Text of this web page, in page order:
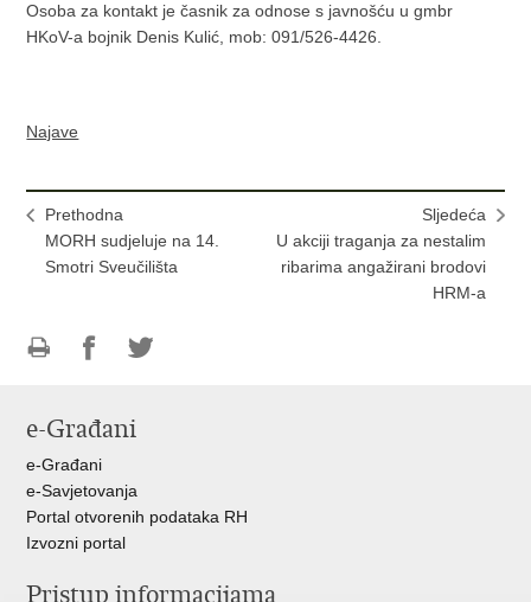
Osoba za kontakt je časnik za odnose s javnošću u gmbr
HKoV-a bojnik Denis Kulić, mob: 091/526-4426.
Najave
Prethodna
MORH sudjeluje na 14.
Smotri Sveučilišta
Sljedeća
U akciji traganja za nestalim
ribarima angažirani brodovi
HRM-a
FacebookuTwitteru
e-Građani
e-Građani
e-Savjetovanja
Portal otvorenih podataka RH
Izvozni portal
Pristup informacijama